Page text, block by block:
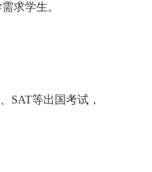
求学生。
SAT等出国考试，